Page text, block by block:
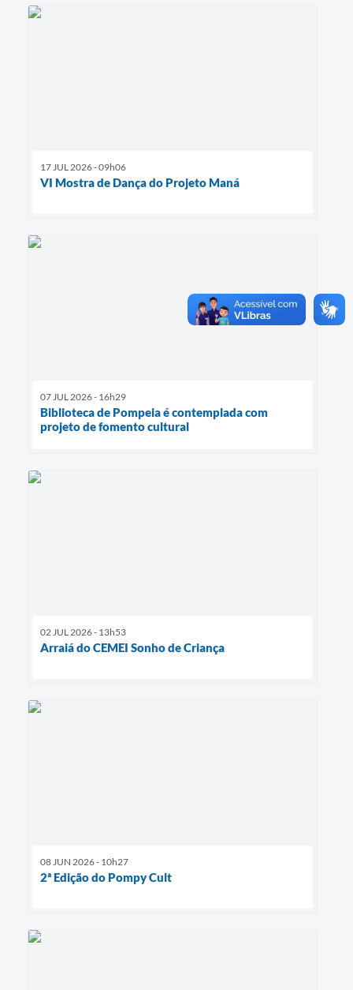
17 JUL 2026 - 09h06
VI Mostra de Dança do Projeto Maná
07 JUL 2026 - 16h29
Biblioteca de Pompeia é contemplada com
projeto de fomento cultural
02 JUL 2026 - 13h53
Arraiá do CEMEI Sonho de Criança
08 JUN 2026 - 10h27
2ª Edição do Pompy Cult